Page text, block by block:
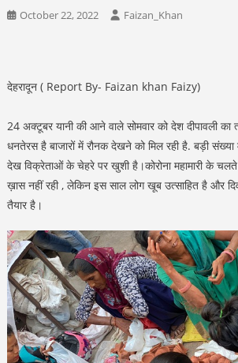
October 22, 2022 Faizan_Khan
देहरादून ( Report By- Faizan khan Faizy)
24 अक्टूबर यानी की आने वाले सोमवार को देश दीपावली का
धनतेरस है बाजारों में रौनक देखने को मिल रही है. बड़ी संख्या
देख विक्रेताओं के चेहरे पर खुशी है।कोरोना महामारी के
ख़ास नहीं रही , लेकिन इस साल लोग खूब उत्साहित है और
तैयार है।